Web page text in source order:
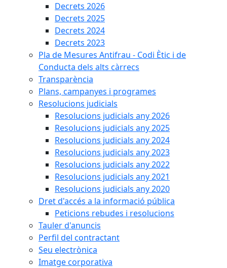
Decrets 2026
Decrets 2025
Decrets 2024
Decrets 2023
Pla de Mesures Antifrau - Codi Ètic i de
Conducta dels alts càrrecs
Transparència
Plans, campanyes i programes
Resolucions judicials
Resolucions judicials any 2026
Resolucions judicials any 2025
Resolucions judicials any 2024
Resolucions judicials any 2023
Resolucions judicials any 2022
Resolucions judicials any 2021
Resolucions judicials any 2020
Dret d'accés a la informació pública
Peticions rebudes i resolucions
Tauler d'anuncis
Perfil del contractant
Seu electrònica
Imatge corporativa